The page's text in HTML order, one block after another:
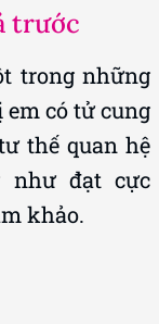
trước
trong những
có tử cung
thế quan hệ
như đạt cực
khảo.